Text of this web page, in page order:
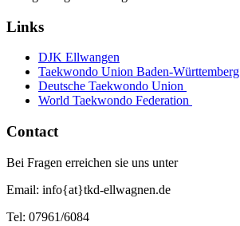
Links
DJK Ellwangen
Taekwondo Union Baden-Württemberg
Deutsche Taekwondo Union
World Taekwondo Federation
Contact
Bei Fragen erreichen sie uns unter
Email: info{at}tkd-ellwagnen.de
Tel: 07961/6084